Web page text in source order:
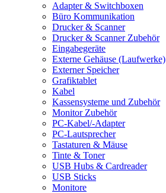
Adapter & Switchboxen
Büro Kommunikation
Drucker & Scanner
Drucker & Scanner Zubehör
Eingabegeräte
Externe Gehäuse (Laufwerke)
Externer Speicher
Grafiktablet
Kabel
Kassensysteme und Zubehör
Monitor Zubehör
PC-Kabel/-Adapter
PC-Lautsprecher
Tastaturen & Mäuse
Tinte & Toner
USB Hubs & Cardreader
USB Sticks
Monitore